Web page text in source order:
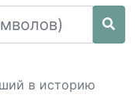
в историю